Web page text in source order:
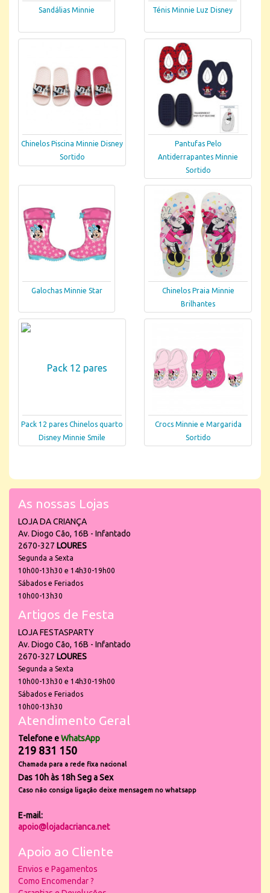
Sandálias Minnie Ténis Minnie Luz Disney
Chinelos Piscina Minnie Disney
Sortido
Pantufas Pelo
Antiderrapantes Minnie
Sortido
Galochas Minnie Star
Chinelos Praia Minnie
Brilhantes
Pack 12 pares Chinelos quarto
Disney Minnie Smile
Crocs Minnie e Margarida
Sortido
As nossas Lojas
LOJA DA CRIANÇA
Av. Diogo Cão, 16B - Infantado
2670-327 LOURES
Segunda a Sexta
10h00-13h30 e 14h30-19h00
Sábados e Feriados
10h00-13h30
Artigos de Festa
LOJA FESTASPARTY
Av. Diogo Cão, 16B - Infantado
2670-327 LOURES
Segunda a Sexta
10h00-13h30 e 14h30-19h00
Sábados e Feriados
10h00-13h30
Atendimento Geral
Telefone eWhatsApp
219 831 150
Chamada para a rede fixa nacional
Das 10h às 18h Seg a Sex
Caso não consiga ligação deixe mensagem no whatsapp
E-mail:
apoio@lojadacrianca.net
Apoio ao Cliente
Envios e Pagamentos
Como Encomendar ?